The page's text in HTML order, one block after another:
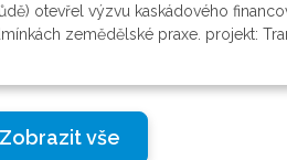
otevřel výzvu kaskádového
zemědělské praxe. projekt:
Zobrazit vše